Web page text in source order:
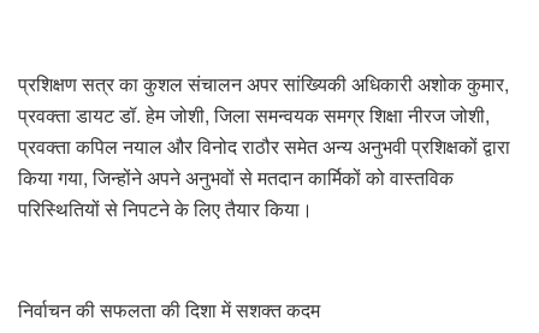
प्रशिक्षण सत्र का कुशल संचालन अपर सांख्यिकी अधिकारी अशोक कुमार,
प्रवक्ता डायट डॉ. हेम जोशी, जिला समन्वयक समग्र शिक्षा नीरज जोशी,
प्रवक्ता कपिल नयाल और विनोद राठौर समेत अन्य अनुभवी प्रशिक्षकों द्वारा
किया गया, जिन्होंने अपने अनुभवों से मतदान कार्मिकों को वास्तविक
परिस्थितियों से निपटने के लिए तैयार किया।
निर्वाचन की सफलता की दिशा में सशक्त कदम